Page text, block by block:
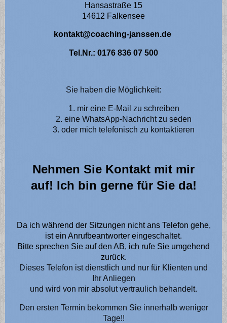
Hansastraße 15
14612 Falkensee
kontakt@coaching-janssen.de
Tel.Nr.: 0176 836 07 500
Sie haben die Möglichkeit:
mir eine E-Mail zu schreiben
eine WhatsApp-Nachricht zu seden
oder mich telefonisch zu kontaktieren
Nehmen Sie Kontakt mit mir
auf! Ich bin gerne für Sie da!
Da ich während der Sitzungen nicht ans Telefon gehe,
ist ein Anrufbeantworter eingeschaltet.
Bitte sprechen Sie auf den AB, ich rufe Sie umgehend
zurück.
Dieses Telefon ist dienstlich und nur für Klienten und
Ihr Anliegen
und wird von mir absolut vertraulich behandelt.
Den ersten Termin bekommen Sie innerhalb weniger
Tage!!